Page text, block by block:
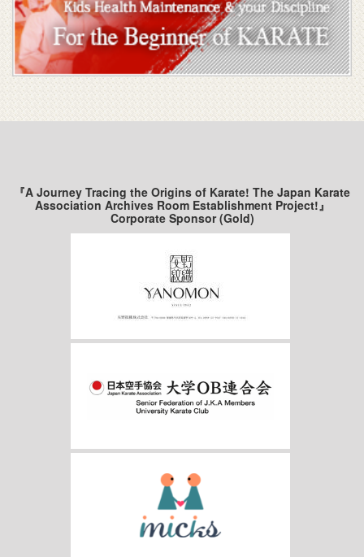
『A Journey Tracing the Origins of Karate! The Japan Karate
Association Archives Room Establishment Project!』
Corporate Sponsor (Gold)